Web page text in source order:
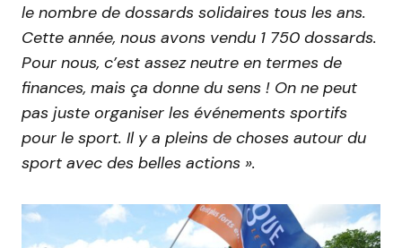
le nombre de dossards solidaires tous les ans.
Cette année, nous avons vendu 1 750 dossards.
Pour nous, c’est assez neutre en termes de
finances, mais ça donne du sens ! On ne peut
pas juste organiser les événements sportifs
pour le sport. Il y a pleins de choses autour du
sport avec des belles actions ».